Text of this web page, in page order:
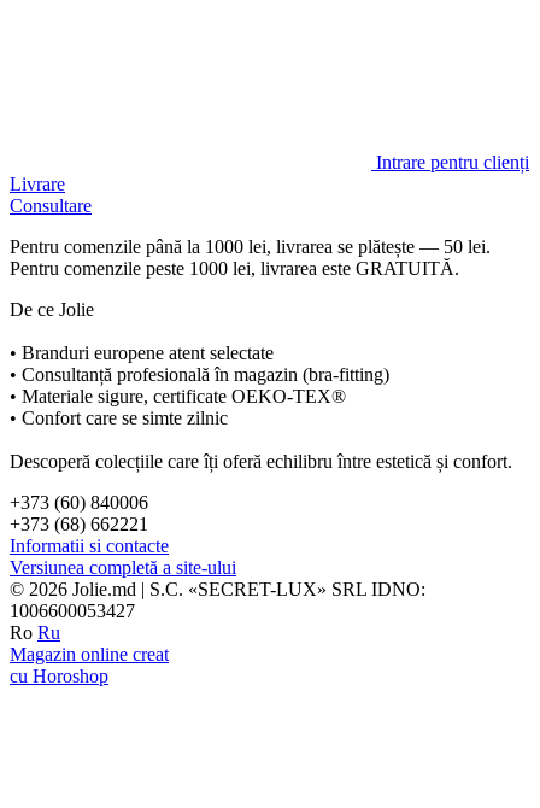
Intrare pentru clienți
Livrare
Consultare
Pentru comenzile până la 1000 lei, livrarea se plătește — 50 lei.
Pentru comenzile peste 1000 lei, livrarea este GRATUITĂ.
De ce Jolie
• Branduri europene atent selectate
• Consultanță profesională în magazin (bra-fitting)
• Materiale sigure, certificate OEKO-TEX®
• Confort care se simte zilnic
Descoperă colecțiile care îți oferă echilibru între estetică și confort.
+373 (60) 840006
+373 (68) 662221
Informatii si contacte
Versiunea completă a site-ului
© 2026 Jolie.md | S.C. «SECRET-LUX» SRL IDNO:
1006600053427
Ro Ru
Magazin online creat
cu Horoshop